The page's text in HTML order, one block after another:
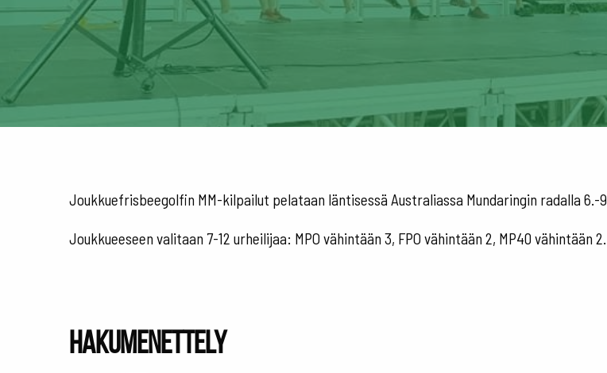
Joukkuefrisbeegolfin MM-kilpailut pelataan läntisessä Australiassa Mundaringin radalla 6.-
Joukkueeseen valitaan 7-12 urheilijaa: MPO vähintään 3, FPO vähintään 2, MP40 vähintään 2.
Hakumenettely